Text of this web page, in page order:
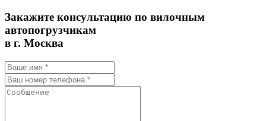
Закажите консультацию по вилочным
автопогрузчикам
в г. Москва